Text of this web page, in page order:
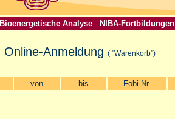
Bioenergetische Analyse NIBA-Fortbildungen
Online-Anmeldung ( "Warenkorb")
von bis Fobi-Nr.